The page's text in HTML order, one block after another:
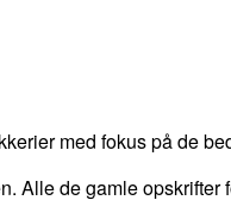
med fokus på de
Alle de gamle